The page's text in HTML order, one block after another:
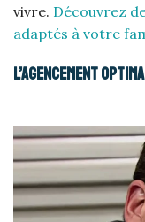
vivre. Découvrez
adaptés à votre
L’agencement